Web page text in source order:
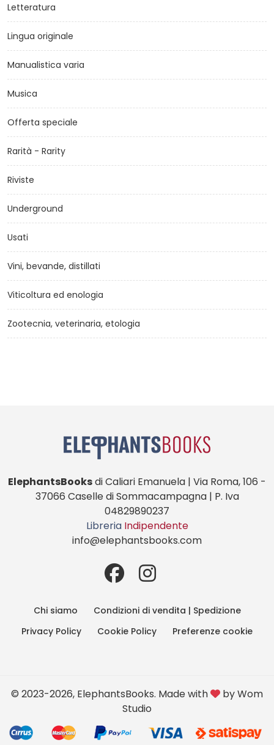
Letteratura
Lingua originale
Manualistica varia
Musica
Offerta speciale
Rarità - Rarity
Riviste
Underground
Usati
Vini, bevande, distillati
Viticoltura ed enologia
Zootecnia, veterinaria, etologia
ElephantsBooksdi Caliari Emanuela | Via Roma, 106 -
37066 Caselle di Sommacampagna | P. Iva
04829890237
Libreria Indipendente
info@elephantsbooks.com
Chi siamo
Condizioni di vendita | Spedizione
Privacy Policy
Cookie Policy Preferenze cookie
© 2023-2026, ElephantsBooks. Made with byWom
Studio